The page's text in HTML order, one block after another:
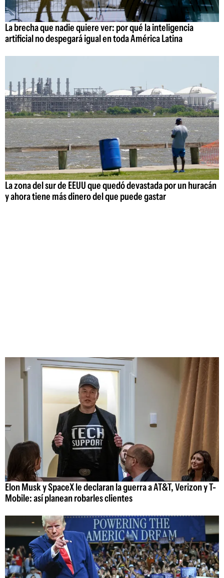
La brecha que nadie quiere ver: por qué la inteligencia
artificial no despegará igual en toda América Latina
La zona del sur de EEUU que quedó devastada por un huracán
y ahora tiene más dinero del que puede gastar
Elon Musk y SpaceX le declaran la guerra a AT&T, Verizon y T-
Mobile: así planean robarles clientes